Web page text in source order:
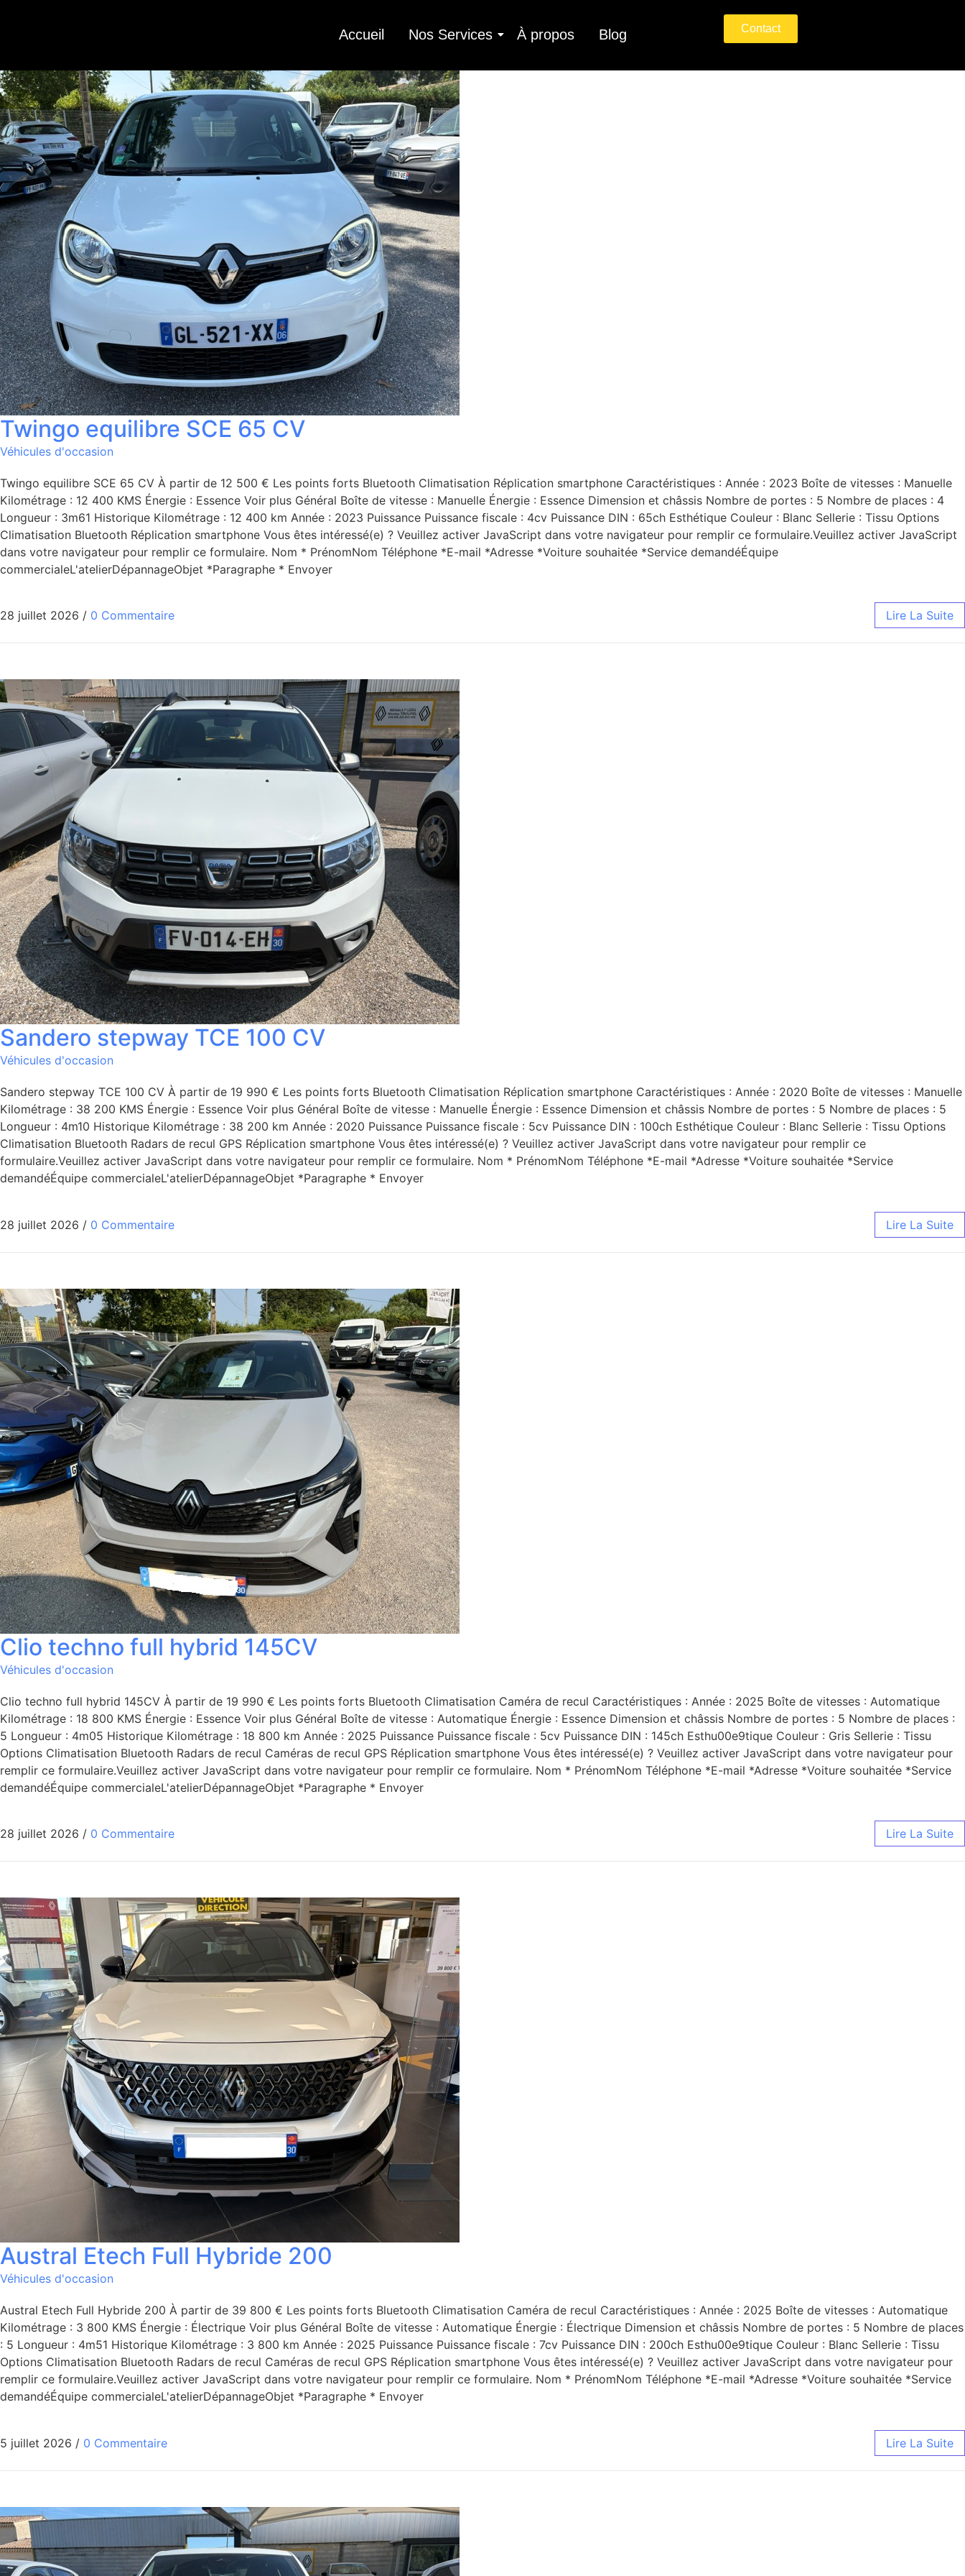
Accueil Nos Services À propos Blog Contact
Twingo equilibre SCE 65 CV
Véhicules d'occasion
Twingo equilibre SCE 65 CV À partir de 12 500 € Les points forts Bluetooth Climatisation Réplication smartphone Caractéristiques : Année : 2023 Boîte de vitesses : Manuelle
Kilométrage : 12 400 KMS Énergie : Essence Voir plus Général Boîte de vitesse : Manuelle Énergie : Essence Dimension et châssis Nombre de portes : 5 Nombre de places : 4
Longueur : 3m61 Historique Kilométrage : 12 400 km Année : 2023 Puissance Puissance fiscale : 4cv Puissance DIN : 65ch Esthétique Couleur : Blanc Sellerie : Tissu Options
Climatisation Bluetooth Réplication smartphone Vous êtes intéressé(e) ? Veuillez activer JavaScript dans votre navigateur pour remplir ce formulaire.Veuillez activer JavaScript
dans votre navigateur pour remplir ce formulaire. Nom * PrénomNom Téléphone *E-mail *Adresse *Voiture souhaitée *Service demandéÉquipe
commercialeL'atelierDépannageObjet *Paragraphe * Envoyer
28 juillet 2026 / 0 Commentaire Lire La Suite
Sandero stepway TCE 100 CV
Véhicules d'occasion
Sandero stepway TCE 100 CV À partir de 19 990 € Les points forts Bluetooth Climatisation Réplication smartphone Caractéristiques : Année : 2020 Boîte de vitesses : Manuelle
Kilométrage : 38 200 KMS Énergie : Essence Voir plus Général Boîte de vitesse : Manuelle Énergie : Essence Dimension et châssis Nombre de portes : 5 Nombre de places : 5
Longueur : 4m10 Historique Kilométrage : 38 200 km Année : 2020 Puissance Puissance fiscale : 5cv Puissance DIN : 100ch Esthétique Couleur : Blanc Sellerie : Tissu Options
Climatisation Bluetooth Radars de recul GPS Réplication smartphone Vous êtes intéressé(e) ? Veuillez activer JavaScript dans votre navigateur pour remplir ce
formulaire.Veuillez activer JavaScript dans votre navigateur pour remplir ce formulaire. Nom * PrénomNom Téléphone *E-mail *Adresse *Voiture souhaitée *Service
demandéÉquipe commercialeL'atelierDépannageObjet *Paragraphe * Envoyer
28 juillet 2026 / 0 Commentaire Lire La Suite
Clio techno full hybrid 145CV
Véhicules d'occasion
Clio techno full hybrid 145CV À partir de 19 990 € Les points forts Bluetooth Climatisation Caméra de recul Caractéristiques : Année : 2025 Boîte de vitesses : Automatique
Kilométrage : 18 800 KMS Énergie : Essence Voir plus Général Boîte de vitesse : Automatique Énergie : Essence Dimension et châssis Nombre de portes : 5 Nombre de places :
5 Longueur : 4m05 Historique Kilométrage : 18 800 km Année : 2025 Puissance Puissance fiscale : 5cv Puissance DIN : 145ch Esthu00e9tique Couleur : Gris Sellerie : Tissu
Options Climatisation Bluetooth Radars de recul Caméras de recul GPS Réplication smartphone Vous êtes intéressé(e) ? Veuillez activer JavaScript dans votre navigateur pour
remplir ce formulaire.Veuillez activer JavaScript dans votre navigateur pour remplir ce formulaire. Nom * PrénomNom Téléphone *E-mail *Adresse *Voiture souhaitée *Service
demandéÉquipe commercialeL'atelierDépannageObjet *Paragraphe * Envoyer
28 juillet 2026 / 0 Commentaire Lire La Suite
Austral Etech Full Hybride 200
Véhicules d'occasion
Austral Etech Full Hybride 200 À partir de 39 800 € Les points forts Bluetooth Climatisation Caméra de recul Caractéristiques : Année : 2025 Boîte de vitesses : Automatique
Kilométrage : 3 800 KMS Énergie : Électrique Voir plus Général Boîte de vitesse : Automatique Énergie : Électrique Dimension et châssis Nombre de portes : 5 Nombre de places
: 5 Longueur : 4m51 Historique Kilométrage : 3 800 km Année : 2025 Puissance Puissance fiscale : 7cv Puissance DIN : 200ch Esthu00e9tique Couleur : Blanc Sellerie : Tissu
Options Climatisation Bluetooth Radars de recul Caméras de recul GPS Réplication smartphone Vous êtes intéressé(e) ? Veuillez activer JavaScript dans votre navigateur pour
remplir ce formulaire.Veuillez activer JavaScript dans votre navigateur pour remplir ce formulaire. Nom * PrénomNom Téléphone *E-mail *Adresse *Voiture souhaitée *Service
demandéÉquipe commercialeL'atelierDépannageObjet *Paragraphe * Envoyer
5 juillet 2026 / 0 Commentaire Lire La Suite